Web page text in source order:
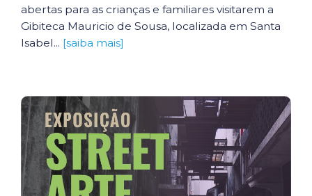
abertas para as crianças e familiares visitarem a
Gibiteca Mauricio de Sousa, localizada em Santa
Isabel... [saiba mais]